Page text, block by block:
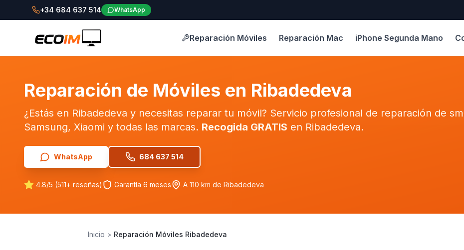
+34 684 637 514 WhatsApp
Reparación Móviles Reparación Mac iPhone Segunda Mano
Reparación de Móviles en Ribadedeva
¿Estás en Ribadedeva y necesitas reparar tu móvil? Servicio profesional de reparación de
Samsung, Xiaomi y todas las marcas. Recogida GRATIS en Ribadedeva.
WhatsApp 684 637 514
4.8/5 (511+ reseñas) Garantía 6 meses A 110 km de Ribadedeva
Inicio > Reparación Móviles Ribadedeva